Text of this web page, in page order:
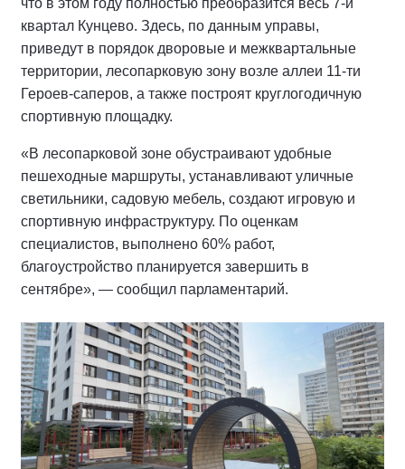
что в этом году полностью преобразится весь 7-й
квартал Кунцево. Здесь, по данным управы,
приведут в порядок дворовые и межквартальные
территории, лесопарковую зону возле аллеи 11-ти
Героев-саперов, а также построят круглогодичную
спортивную площадку.
«В лесопарковой зоне обустраивают удобные
пешеходные маршруты, устанавливают уличные
светильники, садовую мебель, создают игровую и
спортивную инфраструктуру. По оценкам
специалистов, выполнено 60% работ,
благоустройство планируется завершить в
сентябре», — сообщил парламентарий.